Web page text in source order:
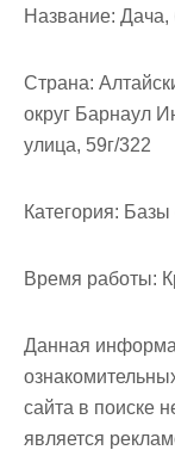
Название: Дача,
Страна:
округ Барнаул
улица, 59г/322
Категория: Базы
Время работы:
Данная
сайта в поиске
является